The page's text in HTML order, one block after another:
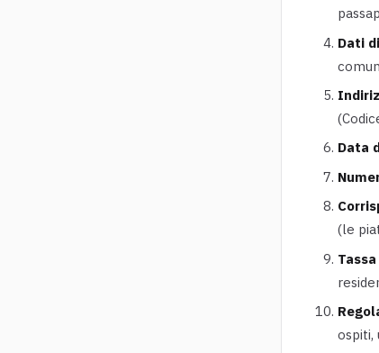
Dati
Data
(le
ospiti,